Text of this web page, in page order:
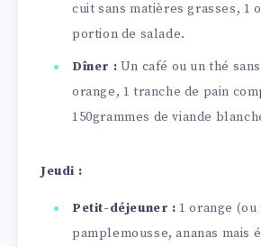
cuit sans matières grasses, 1
portion de salade.
Dîner : Un café ou un thé
orange, 1 tranche de pain
150grammes de viande
Jeudi :
Petit-déjeuner : 1 orange (ou
pamplemousse, ananas mais